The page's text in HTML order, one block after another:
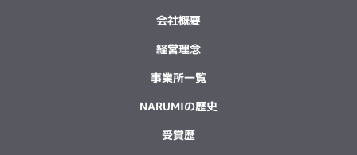
会社概要
経営理念
事業所一覧
NARUMIの歴史
受賞歴